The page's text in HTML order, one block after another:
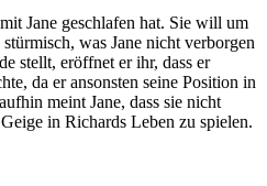
Jane geschlafen hat. Sie will um
was Jane nicht verborgen
stellt, eröffnet er ihr, dass er
da er ansonsten seine Position in
meint Jane, dass sie nicht
in Richards Leben zu spielen.